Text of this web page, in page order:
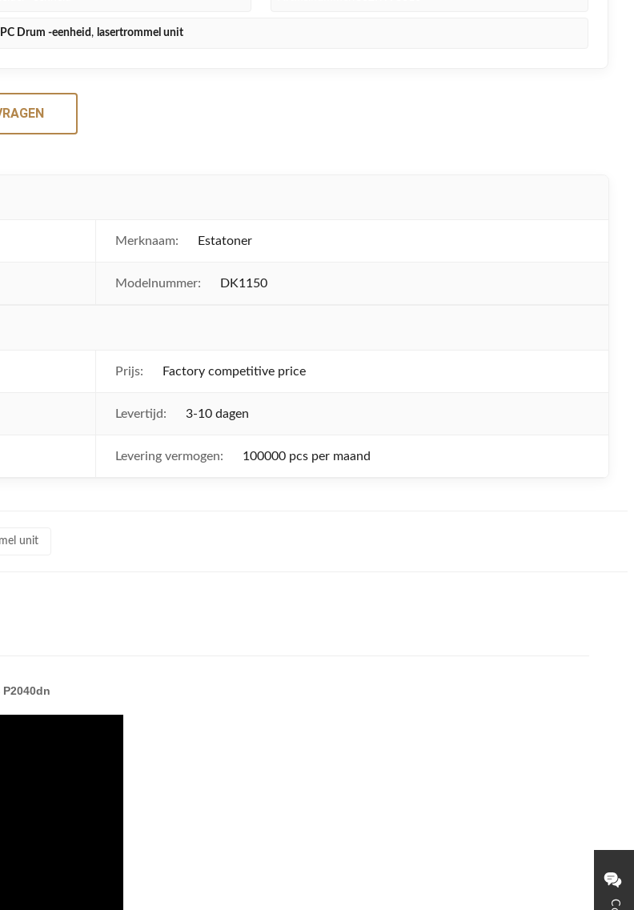
Drum -eenheid, lasertrommel unit
Merknaam: Estatoner
Modelnummer: DK1150
Prijs: Factory competitive price
Levertijd: 3-10 dagen
Levering vermogen: 100000 pcs per maand
unit